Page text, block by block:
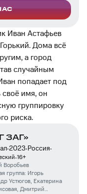
Иван Астафьев
Дома всё
а город
случайным
попадает под
имя, он
группировку
риска.
ЗАГ»
·2023·Россия·
·16+
Воробьев
группа: Игорь
Устюгов, Екатерина
, Дмитрий